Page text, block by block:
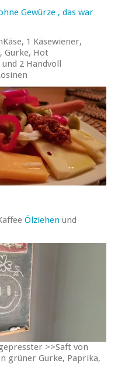
Gewürze , das war
1 Käsewiener,
Gurke, Hot
2 Handvoll
Ölziehen und
>>Saft von
grüner Gurke, Paprika,